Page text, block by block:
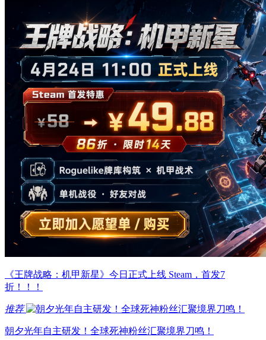
《王牌战略：机甲新星》今日正式上线 Steam，首发7
折！！！
推荐
朝夕光年自主研发！全球死神粉丝汇聚境界刀鸣！